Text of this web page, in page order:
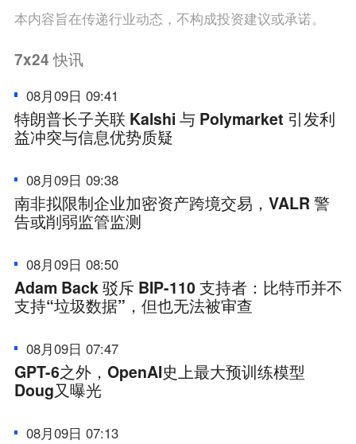
本内容旨在传递行业动态，不构成投资建议或承诺。
7x24快讯
08月09日 09:41
特朗普长子关联 Kalshi 与 Polymarket 引发利
益冲突与信息优势质疑
08月09日 09:38
南非拟限制企业加密资产跨境交易，VALR 警
告或削弱监管监测
08月09日 08:50
Adam Back 驳斥 BIP-110 支持者：比特币并不
支持“垃圾数据”，但也无法被审查
08月09日 07:47
GPT-6之外，OpenAI史上最大预训练模型
Doug又曝光
08月09日 07:13